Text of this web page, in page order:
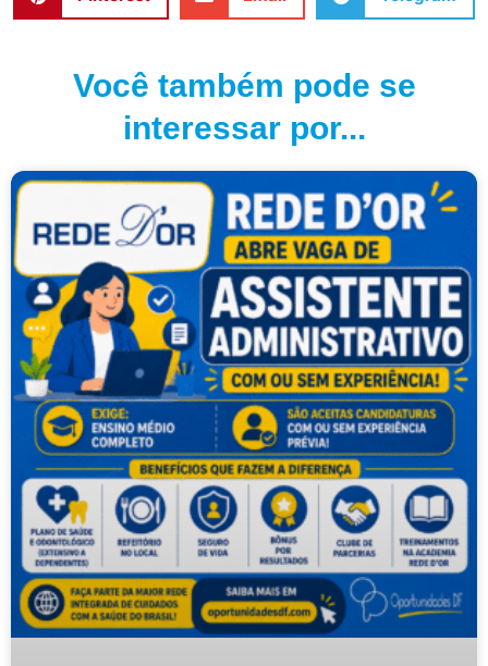
Você também pode se
interessar por...